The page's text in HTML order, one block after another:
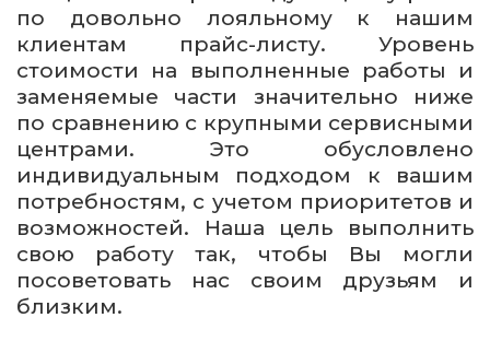
по довольно лояльному к нашим
клиентам прайс-листу. Уровень
стоимости на выполненные работы и
заменяемые части значительно ниже
по сравнению с крупными сервисными
центрами. Это обусловлено
индивидуальным подходом к вашим
потребностям, с учетом приоритетов и
возможностей. Наша цель выполнить
свою работу так, чтобы Вы могли
посоветовать нас своим друзьям и
близким.